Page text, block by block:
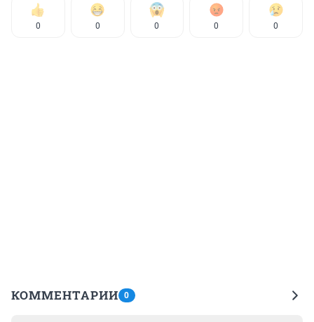
0 0 0 0 0
КОММЕНТАРИИ 0